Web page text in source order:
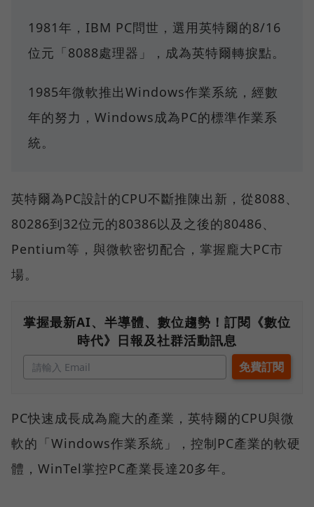
1981年，IBM PC問世，選用英特爾的8/16
位元「8088處理器」，成為英特爾轉捩點。
1985年微軟推出Windows作業系統，經數
年的努力，Windows成為PC的標準作業系
統。
英特爾為PC設計的CPU不斷推陳出新，從8088、
80286到32位元的80386以及之後的80486、
Pentium等，與微軟密切配合，掌握龐大PC市
場。
掌握最新AI、半導體、數位趨勢！訂閱《數位
時代》日報及社群活動訊息
PC快速成長成為龐大的產業，英特爾的CPU與微
軟的「Windows作業系統」，控制PC產業的軟硬
體，WinTel掌控PC產業長達20多年。